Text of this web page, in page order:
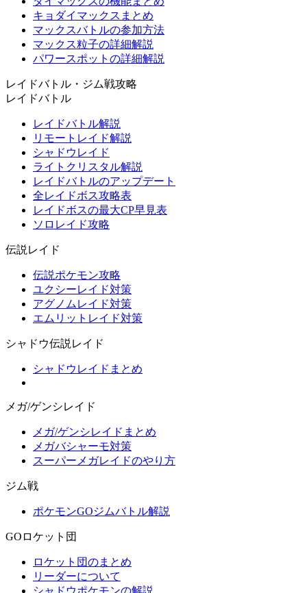
キョダイマックスまとめ
マックスバトルの参加方法
マックス粒子の詳細解説
パワースポットの詳細解説
レイドバトル・ジム戦攻略
レイドバトル
レイドバトル解説
リモートレイド解説
シャドウレイド
ライトクリスタル解説
レイドバトルのアップデート
全レイドボス攻略表
レイドボスの最大CP早見表
ソロレイド攻略
伝説レイド
伝説ポケモン攻略
ユクシーレイド対策
アグノムレイド対策
エムリットレイド対策
シャドウ伝説レイド
シャドウレイドまとめ
メガ/ゲンシレイド
メガ/ゲンシレイドまとめ
メガバシャーモ対策
スーパーメガレイドのやり方
ジム戦
ポケモンGOジムバトル解説
GOロケット団
ロケット団のまとめ
リーダーについて
シャドウポケモンの解説